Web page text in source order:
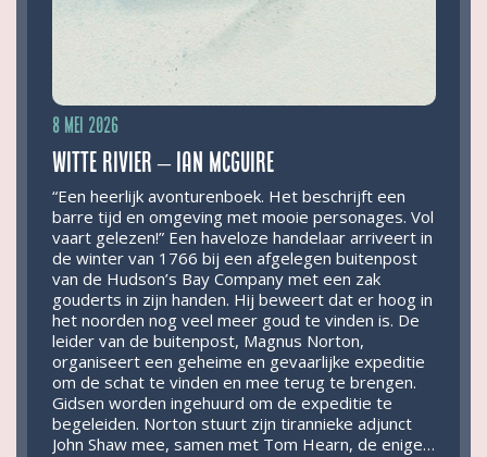
8 mei 2026
Witte rivier – Ian McGuire
“Een heerlijk avonturenboek. Het beschrijft een
barre tijd en omgeving met mooie personages. Vol
vaart gelezen!” Een haveloze handelaar arriveert in
de winter van 1766 bij een afgelegen buitenpost
van de Hudson’s Bay Company met een zak
gouderts in zijn handen. Hij beweert dat er hoog in
het noorden nog veel meer goud te vinden is. De
leider van de buitenpost, Magnus Norton,
organiseert een geheime en gevaarlijke expeditie
om de schat te vinden en mee terug te brengen.
Gidsen worden ingehuurd om de expeditie te
begeleiden. Norton stuurt zijn tirannieke adjunct
John Shaw mee, samen met Tom Hearn, de enige…